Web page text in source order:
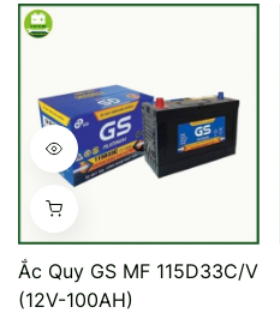
Ắc Quy GS MF 115D33C/V
(12V-100AH)